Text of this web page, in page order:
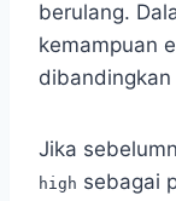
berulang.
kemampuan
dibandingkan
Jika
high sebagai